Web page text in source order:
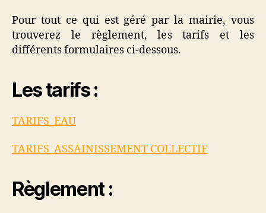
Pour tout ce qui est géré par la mairie, vous
trouverez le règlement, les tarifs et les
différents formulaires ci-dessous.
Les tarifs :
TARIFS_EAU
TARIFS_ASSAINISSEMENT COLLECTIF
Règlement :